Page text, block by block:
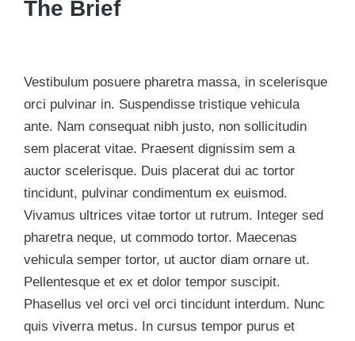
The Brief
Vestibulum posuere pharetra massa, in scelerisque
orci pulvinar in. Suspendisse tristique vehicula
ante. Nam consequat nibh justo, non sollicitudin
sem placerat vitae. Praesent dignissim sem a
auctor scelerisque. Duis placerat dui ac tortor
tincidunt, pulvinar condimentum ex euismod.
Vivamus ultrices vitae tortor ut rutrum. Integer sed
pharetra neque, ut commodo tortor. Maecenas
vehicula semper tortor, ut auctor diam ornare ut.
Pellentesque et ex et dolor tempor suscipit.
Phasellus vel orci vel orci tincidunt interdum. Nunc
quis viverra metus. In cursus tempor purus et